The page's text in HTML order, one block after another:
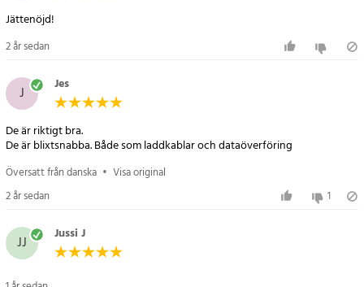
Artikelnummer
Jättenöjd!
2 år sedan
J Jes
De är riktigt bra.
De är blixtsnabba. Både som laddkablar och dataöverföring
Översatt från danska • Visa original
2 år sedan
1
JJ Jussi J